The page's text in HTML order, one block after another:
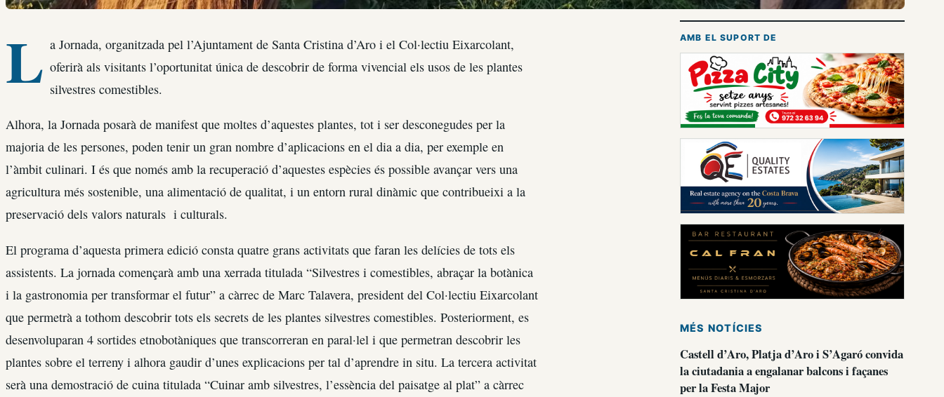
L a Jornada, organitzada pel l’Ajuntament de Santa Cristina d’Aro i el Col·lectiu Eixarcolant,
oferirà als visitants l’oportunitat única de descobrir de forma vivencial els usos de les plantes
silvestres comestibles.
Alhora, la Jornada posarà de manifest que moltes d’aquestes plantes, tot i ser desconegudes per la
majoria de les persones, poden tenir un gran nombre d’aplicacions en el dia a dia, per exemple en
l’àmbit culinari. I és que només amb la recuperació d’aquestes espècies és possible avançar vers una
agricultura més sostenible, una alimentació de qualitat, i un entorn rural dinàmic que contribueixi a la
preservació dels valors naturals i culturals.
El programa d’aquesta primera edició consta quatre grans activitats que faran les delícies de tots els
assistents. La jornada començarà amb una xerrada titulada “Silvestres i comestibles, abraçar la botànica
i la gastronomia per transformar el futur” a càrrec de Marc Talavera, president del Col·lectiu Eixarcolant
que permetrà a tothom descobrir tots els secrets de les plantes silvestres comestibles. Posteriorment, es
desenvoluparan 4 sortides etnobotàniques que transcorreran en paral·lel i que permetran descobrir les
plantes sobre el terreny i alhora gaudir d’unes explicacions per tal d’aprendre in situ. La tercera activitat
serà una demostració de cuina titulada “Cuinar amb silvestres, l’essència del paisatge al plat” a càrrec
AMB EL SUPORT DE
MÉS NOTÍCIES
Castell d’Aro, Platja d’Aro i S’Agaró convida
la ciutadania a engalanar balcons i façanes
per la Festa Major